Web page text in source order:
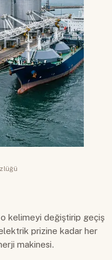
o kelimeyi değiştirip geçiş
prizine kadar her
makinesi.